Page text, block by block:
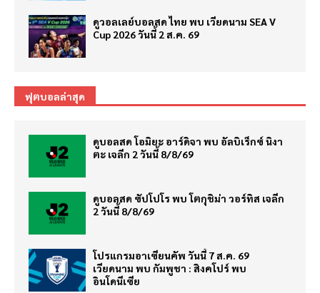
ดูวอลเลย์บอลสด ไทย พบ เวียดนาม SEA V
Cup 2026 วันนี้ 2 ส.ค. 69
ฟุตบอลล่าสุด
ดูบอลสด โอมิยะ อาร์ดิจา พบ อัลบิเร็กซ์ นิงา
ตะ เจลีก 2 วันนี้ 8/8/69
ดูบอลสด ซัปโปโร พบ โตกุชิม่า วอร์ทิส เจลีก
2 วันนี้ 8/8/69
โปรแกรมอาเซียนคัพ วันนี้ 7 ส.ค. 69
เวียดนาม พบ กัมพูชา : สิงคโปร์ พบ
อินโดนีเซีย